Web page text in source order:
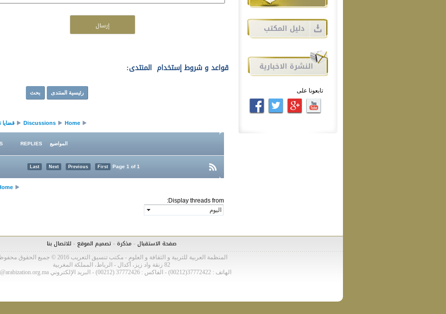
إرسال
قواعد و شروط إستخدام المنتدى:
بحث رئيسية المنتدى
Home
Discussions قضايا
المواضيع REPLIES
Page 1 of 1
First
Previous
Next
Last
Display threads from:
تابعونا على
صفحة الاستقبال-مذكرة-تصميم الموقع-للاتصال بنا
المنظمة العربية للتربية و الثقافة و العلوم - مكتب تنسيق التعريب 2016 © جميع الحقوق محفوظة
82 زنقة واد زيز، أكدال - الرباط، المملكة المغربية
الهاتف : 37772422(00212) - الفاكس : 37772426 (00212) - البريد الإلكتروني bca@arabization.org.ma